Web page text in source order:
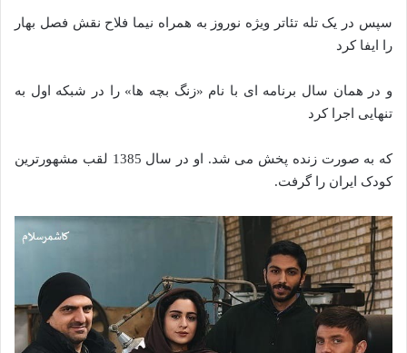
سپس در یک تله تئاتر ویژه نوروز به همراه نیما فلاح نقش فصل بهار
را ایفا کرد
و در همان سال برنامه ای با نام «زنگ بچه ها» را در شبکه اول به
تنهایی اجرا کرد
که به صورت زنده پخش می شد. او در سال 1385 لقب مشهورترین
کودک ایران را گرفت.